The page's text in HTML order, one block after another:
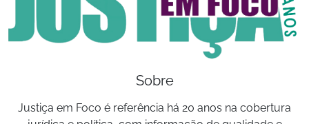
Sobre
Justiça em Foco é referência há 20 anos na cobertura